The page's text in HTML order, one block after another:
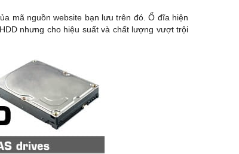
mã nguồn website bạn lưu trên đó. Ổ đĩa hiện
nhưng cho hiệu suất và chất lượng vượt trội